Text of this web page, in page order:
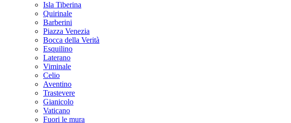
Isla Tiberina
Quirinale
Barberini
Piazza Venezia
Bocca della Verità
Esquilino
Laterano
Viminale
Celio
Aventino
Trastevere
Gianicolo
Vaticano
Fuori le mura